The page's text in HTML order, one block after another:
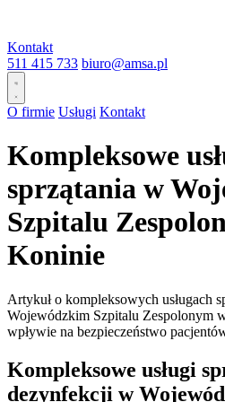
Kontakt
511 415 733 biuro@amsa.pl
O firmie Usługi Kontakt
Kompleksowe
sprzątania w
Szpitalu
Koninie
Artykuł o kompleksowych usługach
Wojewódzkim Szpitalu Zespolonym
wpływie na bezpieczeństwo
Kompleksowe usługi
dezynfekcji w